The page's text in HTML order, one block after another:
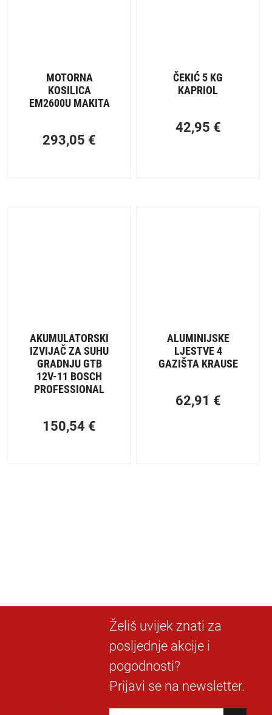
MOTORNA
KOSILICA
EM2600U MAKITA
293,05 €
ČEKIĆ 5 KG
KAPRIOL
42,95 €
AKUMULATORSKI
IZVIJAČ ZA SUHU
GRADNJU GTB
12V-11 BOSCH
PROFESSIONAL
150,54 €
ALUMINIJSKE
LJESTVE 4
GAZIŠTA KRAUSE
62,91 €
Želiš uvijek znati za
posljednje akcije i
pogodnosti?
Prijavi se na newsletter.